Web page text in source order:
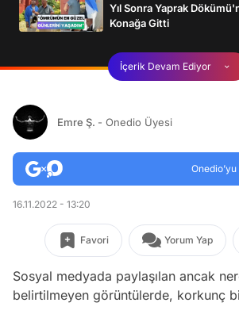
Yıl Sonra Yaprak
Konağa Gitti
İçerik Devam Ediyor
Emre Ş. - Onedio Üyesi
16.11.2022 - 13:20
Favori Yorum Yap
Sosyal medyada paylaşılan ancak
belirtilmeyen görüntülerde, korkunç